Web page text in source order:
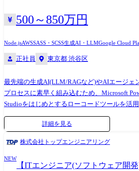
という言葉も耳馴染みなく、お客様からの理
た。 なかには、工場自体の競争力を失い、工
「時代のニーズ・変化に合わせてエンジニア
は、本当の意味でエンジニアの人生を守るた
信じています。 また、ユーザーが真に求めることは、 ●必要なときに必
要なシステムを簡単に利用できる ●システム
社会が持続的な発展を続けること です。 当社
ステムの利用者とエンジニアがワクワクする
【プロジェクト内容※一例です※】 受注シス
成型AI :プロセスマイニングを用いた野良AIの防止 【ローコード開発に
500～850万円
Node.jsAWSSASS・SCSS生成AI・LLMGoogle Cloud
正社員 東京都 渋谷区
最先端の生成AI(LLM/RAGなど)やAIエージェ
プロセスに素早く組み込むため、Microsoft
Studioをはじめとするローコードツールを活
築・導入を牽引していただきます。 【具体的な業務イメージ】 ●ローコ
ードツールを用いたハイスピード開発 Power
Power BI等を用いた、企業の業務効率化・自
等を活用したAIエージェントの構築 各種生成
詳細を見る
株式会社トップエンジニアリング
NEW
【ITエンジニア(ソフトウェア開